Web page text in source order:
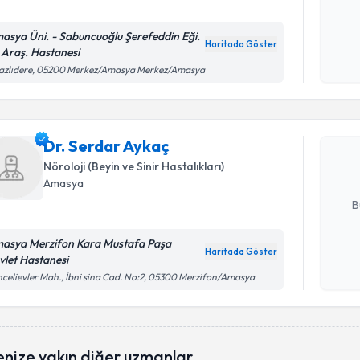
Üni. - Sabuncuoğlu Şerefeddin Eği.
Araş. Hastanesi
Haritada Göster
05200 Merkez/Amasya Merkez/Amasya
Dr. Serdar Aykaç
Nöroloji (Beyin ve Sinir Hastalıkları)
Amasya
Merzifon Kara Mustafa Paşa
Hastanesi
Haritada Göster
Mah., İbni sina Cad. No:2, 05300 Merzifon/Amasya
Dr.
uzmandan